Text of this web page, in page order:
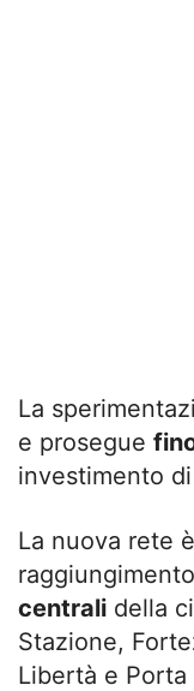
La
e prosegue
investimento
La nuova rete
centrali della
Stazione,
Libertà e Porta